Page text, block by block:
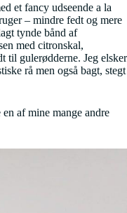
et fancy udseende a la
– mindre fedt og mere
tynde bånd af
med citronskal,
til gulerødderne. Jeg elsker
rå men også bagt, stegt
af mine mange andre